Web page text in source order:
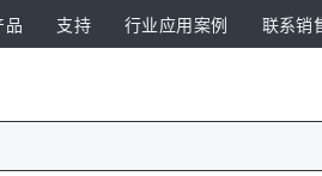
品 支持 行业应用案例 联系销